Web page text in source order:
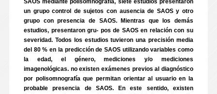
SAOS mediante polisomnografía, siete estudios presentaron
un grupo control de sujetos con ausencia de SAOS y otro
grupo con presencia de SAOS. Mientras que los demás
estudios, presentaron gru- pos de SAOS en relación con su
severidad. Todos los estudios tuvieron una precisión media
del 80 % en la predicción de SAOS utilizando variables como
la edad, el género, mediciones y/o mediciones
imagenológicas. no existen exámenes previos al diagnóstico
por polisomnografía que permitan orientar al usuario en la
probable presencia de SAOS. En este sentido, existen